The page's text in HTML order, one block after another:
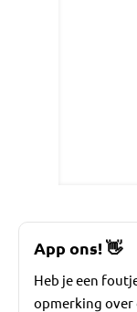
App ons!👋
Heb je een
opmerking over